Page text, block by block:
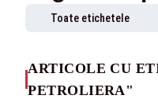
Toate etichetele
ARTICOLE CU
PETROLIERA"